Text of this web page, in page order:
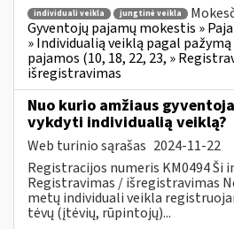
individuali veikla jungtinė veikla
Gyventojų pajamų mokestis »
» Individualią veiklą pagal
pajamos (10, 18, 22, 23, »
išregistravimas
Nuo kurio amžiaus
vykdyti individualią veiklą?
Web turinio sąrašas 2024-11-22
Registracijos numeris KM0494 Ši
Registravimas / išregistravimas
metų individuali veikla
tėvų (įtėvių, rūpintojų)...